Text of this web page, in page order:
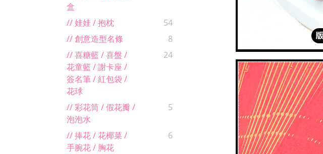
盒
// 娃娃 / 抱枕
54
// 創意造型名條
8
// 喜糖籃 / 喜盤 /
花童籃 / 謝卡座 /
簽名筆 / 紅包袋 /
花球
24
// 彩花筒 / 假花瓣 /
泡泡水
5
// 捧花 / 花椰菜 /
手腕花 / 胸花
6